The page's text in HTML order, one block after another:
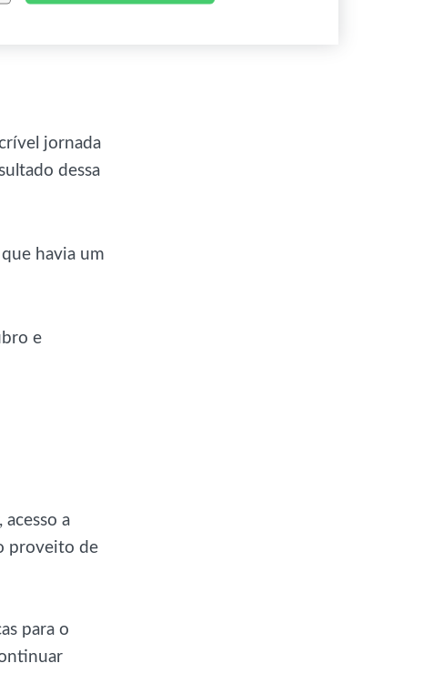
jornada
dessa
havia um
e
a
proveito de
para o